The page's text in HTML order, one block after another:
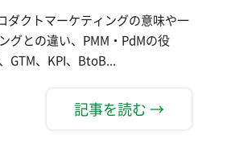
ダクトマーケティングの意味や一
グとの違い、PMM・PdMの役
GTM、KPI、BtoB...
記事を読む →